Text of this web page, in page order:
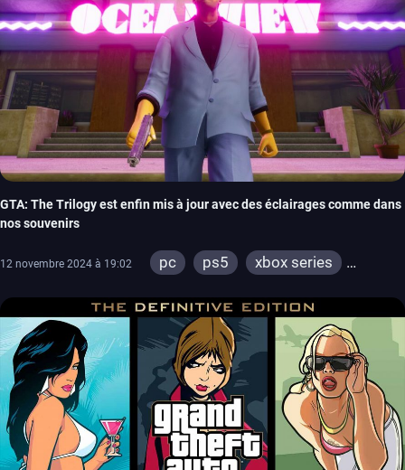
GTA: The Trilogy est enfin mis à jour avec des éclairages comme dans
nos souvenirs
12 novembre 2024 à 19:02 pc ps5
xbox series
xbox one